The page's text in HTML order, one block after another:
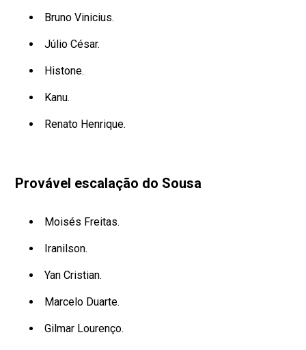
Bruno Vinicius.
Júlio César.
Histone.
Kanu.
Renato Henrique.
Provável escalação do Sousa
Moisés Freitas.
Iranilson.
Yan Cristian.
Marcelo Duarte.
Gilmar Lourenço.